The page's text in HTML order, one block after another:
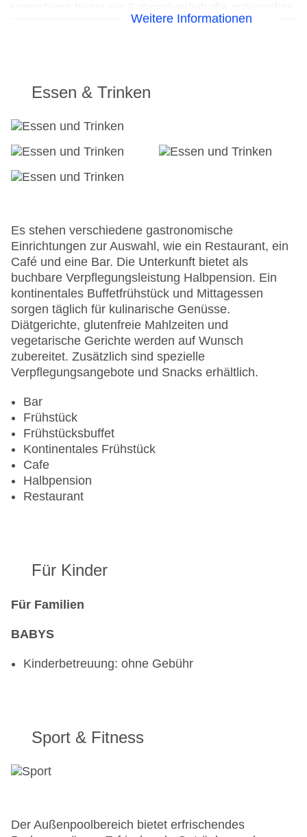
Ausrüstung. Kostenfrei steht Gästen die
24h Rezeption
Parkplatz
Check-out bis: 12:00:00
Konferenzraum
Garten: ohne Gebühr
Letzte umfassende Renovierung: 2007
Lift: ohne Gebühr
Minimarkt
Haustiere
Zimmerservice
Sonnenterrasse
Gesamtanzahl der Stockwerke: 2
Gesamtanzahl der Zimmer: 36
Pools:Outdoor Pool, Sonnenschirme am Pool,
Liegen am Pool
Mastercard, Visa
Landeskategorie: 5 Sterne
Weitere Informationen
Essen & Trinken
Es stehen verschiedene gastronomische
Einrichtungen zur Auswahl, wie ein Restaurant, ein
Café und eine Bar. Die Unterkunft bietet als
buchbare Verpflegungsleistung Halbpension. Ein
kontinentales Buffetfrühstück und Mittagessen
sorgen täglich für kulinarische Genüsse.
Diätgerichte, glutenfreie Mahlzeiten und
vegetarische Gerichte werden auf Wunsch
zubereitet. Zusätzlich sind spezielle
Verpflegungsangebote und Snacks erhältlich.
Bar
Frühstück
Frühstücksbuffet
Kontinentales Frühstück
Cafe
Halbpension
Restaurant
Für Kinder
Für Familien
BABYS
Kinderbetreuung: ohne Gebühr
Sport & Fitness
Der Außenpoolbereich bietet erfrischendes